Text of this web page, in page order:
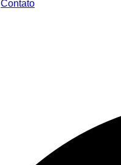
Contato